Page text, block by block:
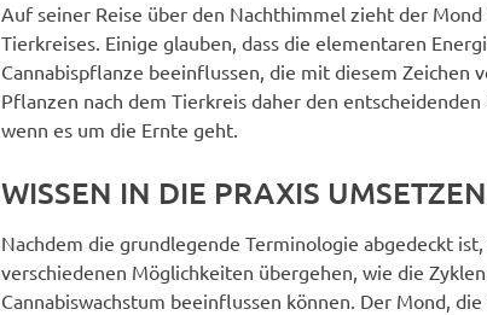
Auf seiner Reise über den Nachthimmel zieht der
Tierkreises. Einige glauben, dass die elementaren
Cannabispflanze beeinflussen, die mit diesem Zeichen
Pflanzen nach dem Tierkreis daher den
wenn es um die Ernte geht.
WISSEN IN DIE PRAXIS UMSETZEN
Nachdem die grundlegende Terminologie abgedeckt
verschiedenen Möglichkeiten übergehen, wie die
Cannabiswachstum beeinflussen können. Der Mond,